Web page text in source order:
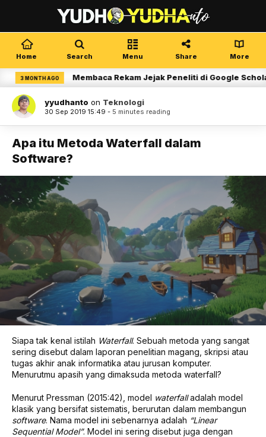
Home Search Menu Share More
MONTH AGO Membaca Rekam Jejak Peneliti di Google Scholar
yyudhanto on Teknologi
30 Sep 2019 15:49 - 5 minutes reading
Apa itu Metoda Waterfall dalam
Software?
Siapa tak kenal istilah Waterfall. Sebuah metoda yang sangat
sering disebut dalam laporan penelitian magang, skripsi atau
tugas akhir anak informatika atau jurusan komputer.
Menurutmu apasih yang dimaksuda metoda waterfall?
Menurut Pressman (2015:42), model waterfalladalah model
klasik yang bersifat sistematis, berurutan dalam membangun
software. Nama model ini sebenarnya adalah “Linear
Sequential Model”. Model ini sering disebut juga dengan